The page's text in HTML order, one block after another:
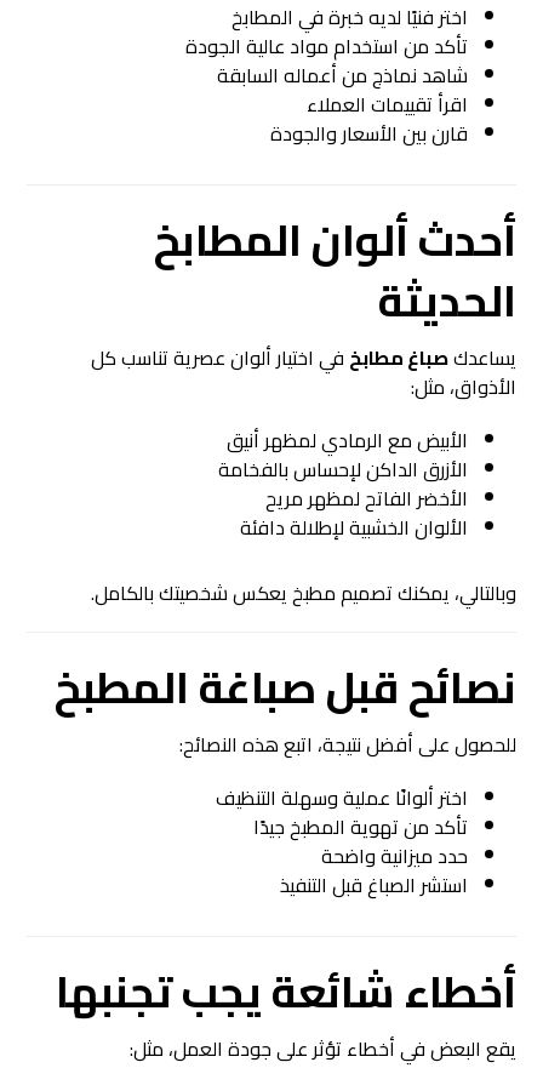
اختر فنيًا لديه خبرة في المطابخ
تأكد من استخدام مواد عالية الجودة
شاهد نماذج من أعماله السابقة
اقرأ تقييمات العملاء
قارن بين الأسعار والجودة
أحدث ألوان المطابخ
الحديثة
يساعدكصباغ مطابخ في اختيار ألوان عصرية تناسب كل
الأذواق، مثل:
الأبيض مع الرمادي لمظهر أنيق
الأزرق الداكن لإحساس بالفخامة
الأخضر الفاتح لمظهر مريح
الألوان الخشبية لإطلالة دافئة
وبالتالي، يمكنك تصميم مطبخ يعكس شخصيتك بالكامل.
نصائح قبل صباغة المطبخ
للحصول على أفضل نتيجة، اتبع هذه النصائح:
اختر ألوانًا عملية وسهلة التنظيف
تأكد من تهوية المطبخ جيدًا
حدد ميزانية واضحة
استشر الصباغ قبل التنفيذ
أخطاء شائعة يجب تجنبها
يقع البعض في أخطاء تؤثر على جودة العمل، مثل: